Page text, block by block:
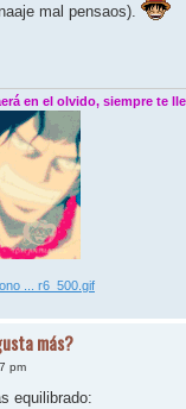
mal pensaos).
en el olvido, siempre te
... r6_500.gif
más?
pm
equilibrado: